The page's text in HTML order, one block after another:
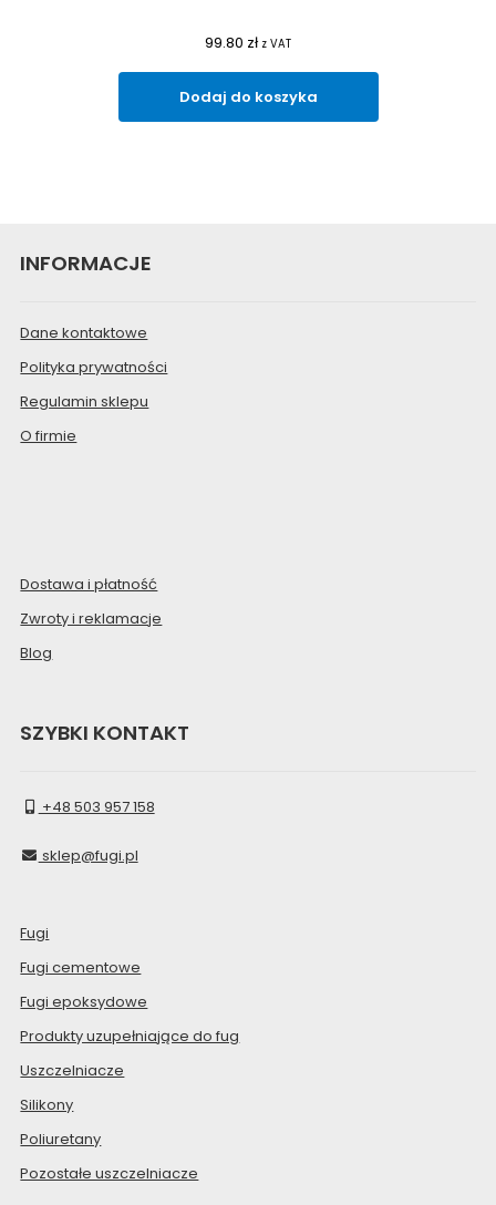
99.80 zł z VAT
Dodaj do koszyka
INFORMACJE
Dane kontaktowe
Polityka prywatności
Regulamin sklepu
O firmie
Dostawa i płatność
Zwroty i reklamacje
Blog
SZYBKI KONTAKT
+48 503 957 158
sklep@fugi.pl
Fugi
Fugi cementowe
Fugi epoksydowe
Produkty uzupełniające do fug
Uszczelniacze
Silikony
Poliuretany
Pozostałe uszczelniacze